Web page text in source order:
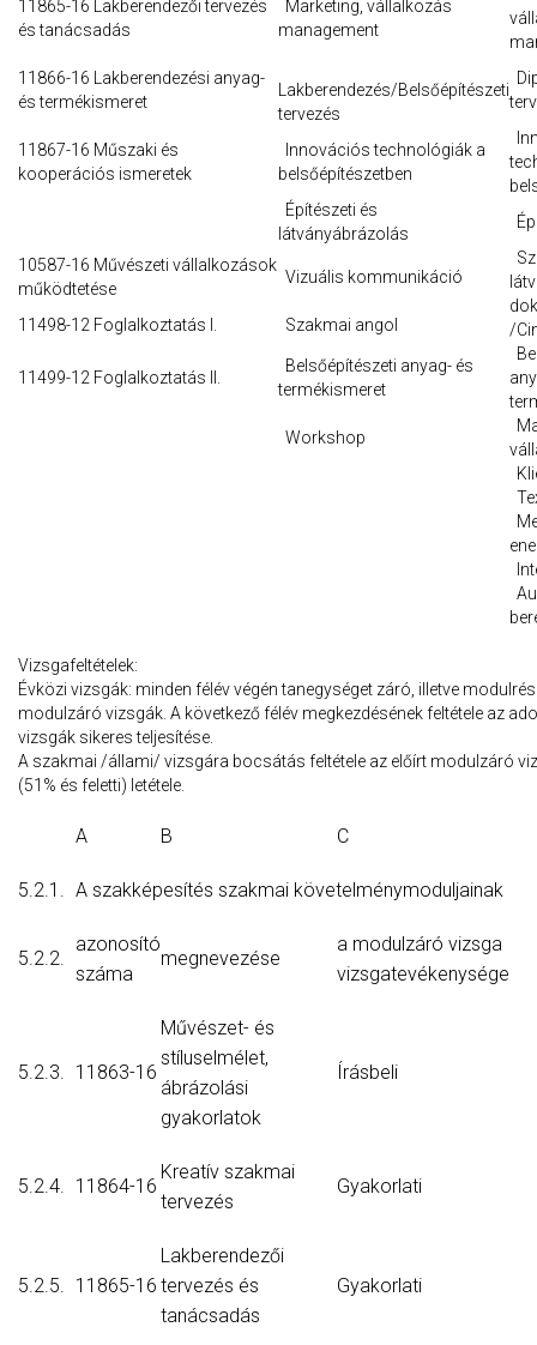
11865-16 Lakberendezői tervezés
és tanácsadás
Marketing, vállalkozás
management
11866-16 Lakberendezési anyag-
és termékismeret
Lakberendezés/Belsőépítészeti
tervezés
11867-16 Műszaki és
kooperációs ismeretek
Innovációs technológiák a
belsőépítészetben
Építészeti és
látványábrázolás
10587-16 Művészeti vállalkozások
működtetése
Vizuális kommunikáció
/
11498-12 Foglalkoztatás I. Szakmai angol
11499-12 Foglalkoztatás II.
Belsőépítészeti anyag- és
termékismeret
Workshop
Vizsgafeltételek:
Évközi vizsgák: minden félév végén tanegységet záró, illetve
modulzáró vizsgák. A következő félév megkezdésének feltétele az
vizsgák sikeres teljesítése.
A szakmai /állami/ vizsgára bocsátás feltétele az előírt modulzáró
(51% és feletti) letétele.
A B C
5.2.1. A szakképesítés szakmai követelménymoduljainak
5.2.2.
azonosító
száma
megnevezése
a modulzáró vizsga
vizsgatevékenysége
5.2.3. 11863-16
Művészet- és
stíluselmélet,
ábrázolási
gyakorlatok
Írásbeli
5.2.4. 11864-16
Kreatív szakmai
tervezés
Gyakorlati
5.2.5. 11865-16
Lakberendezői
tervezés és
tanácsadás
Gyakorlati